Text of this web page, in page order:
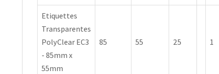
Etiquettes
Transparentes
PolyClear EC3
- 85mm x
55mm
85 55 25 1